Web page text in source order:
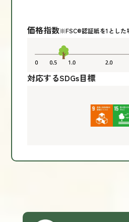
価格指数※FSC®認証紙を1とした
対応するSDGs目標